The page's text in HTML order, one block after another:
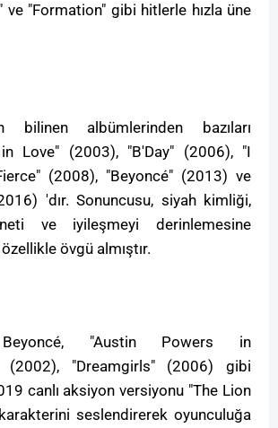
ve "Formation" gibi hitlerle hızla üne
bilinen albümlerinden bazıları
in Love" (2003), "B'Day" (2006), "I
(2008), "Beyoncé" (2013) ve
'dır. Sonuncusu, siyah kimliği,
ve iyileşmeyi derinlemesine
övgü almıştır.
Beyoncé, "Austin Powers in
(2002), "Dreamgirls" (2006) gibi
canlı aksiyon versiyonu "The Lion
seslendirerek oyunculuğa